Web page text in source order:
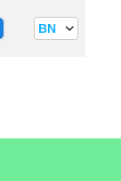
BN